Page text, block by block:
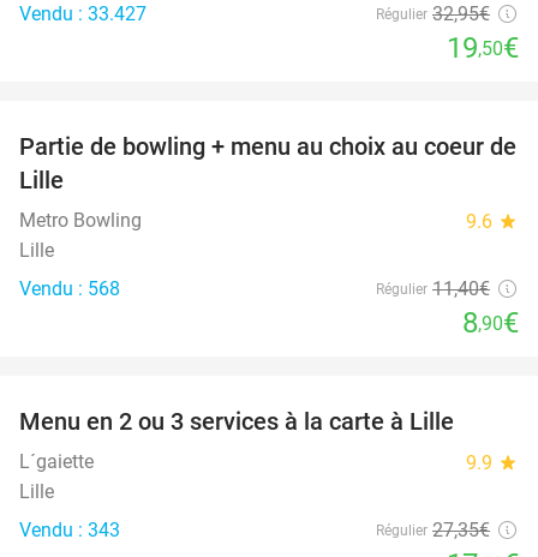
Vendu : 33.427
Régulier 32,95€
19,50€
22%
Partie de bowling + menu au choix au coeur de
Lille
Metro Bowling 9.6 star
Lille
Vendu : 568
Régulier 11,40€
8,90€
Menu en 2 ou 3 services à la carte à Lille
L´gaiette 9.9 star
Lille
Vendu : 343
Régulier 27,35€